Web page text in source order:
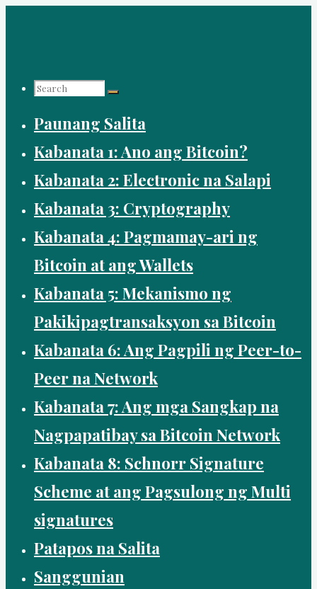
Search
for:
Paunang Salita
Kabanata 1: Ano ang Bitcoin?
Kabanata 2: Electronic na Salapi
Kabanata 3: Cryptography
Kabanata 4: Pagmamay-ari ng
Bitcoin at ang Wallets
Kabanata 5: Mekanismo ng
Pakikipagtransaksyon sa Bitcoin
Kabanata 6: Ang Pagpili ng Peer-to-
Peer na Network
Kabanata 7: Ang mga Sangkap na
Nagpapatibay sa Bitcoin Network
Kabanata 8: Schnorr Signature
Scheme at ang Pagsulong ng Multi
signatures
Patapos na Salita
Sanggunian